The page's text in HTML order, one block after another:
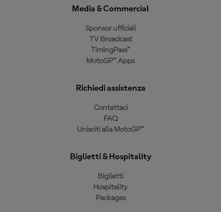
Media & Commercial
Sponsor ufficiali
TV Broadcast
TimingPass™
MotoGP™ Apps
Richiedi assistenza
Contattaci
FAQ
Unisciti alla MotoGP™
Biglietti & Hospitality
Biglietti
Hospitality
Packages